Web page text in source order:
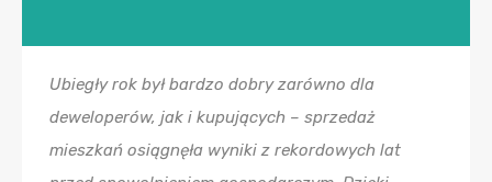
Ubiegły rok był bardzo dobry zarówno dla
deweloperów, jak i kupujących – sprzedaż
mieszkań osiągnęła wyniki z rekordowych lat